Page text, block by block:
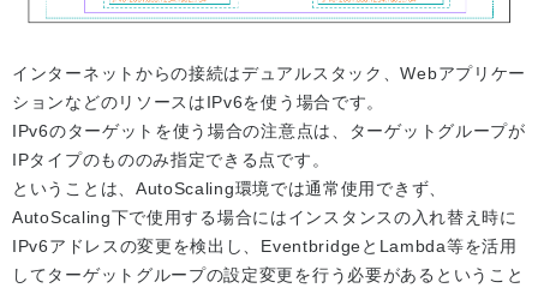
インターネットからの接続はデュアルスタック、Webアプリケー
ションなどのリソースはIPv6を使う場合です。
IPv6のターゲットを使う場合の注意点は、ターゲットグループが
IPタイプのもののみ指定できる点です。
ということは、AutoScaling環境では通常使用できず、
AutoScaling下で使用する場合にはインスタンスの入れ替え時に
IPv6アドレスの変更を検出し、EventbridgeとLambda等を活用
してターゲットグループの設定変更を行う必要があるということ